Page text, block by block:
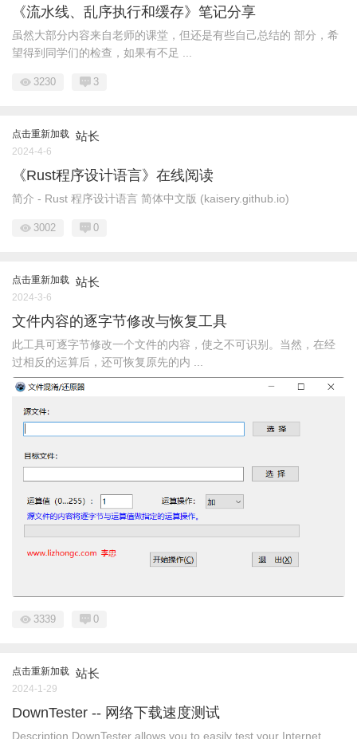
《流水线、乱序执行和缓存》笔记分享
虽然大部分内容来自老师的课堂，但还是有些自己总结的 部分，希
望得到同学们的检查，如果有不足 ...
3230 3
点击重新加载 站长
2024-4-6
《Rust程序设计语言》在线阅读
简介 - Rust 程序设计语言 简体中文版 (kaisery.github.io)
3002 0
点击重新加载 站长
2024-3-6
文件内容的逐字节修改与恢复工具
此工具可逐字节修改一个文件的内容，使之不可识别。当然，在经
过相反的运算后，还可恢复原先的内 ...
3339 0
点击重新加载 站长
2024-1-29
DownTester -- 网络下载速度测试
Description DownTester allows you to easily test your Internet